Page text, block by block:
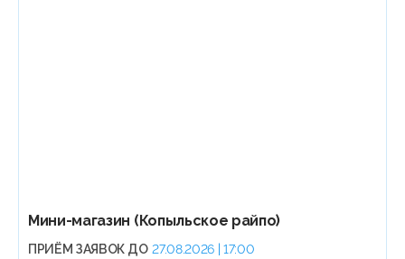
Мини-магазин (Копыльское райпо)
ПРИЁМ ЗАЯВОК ДО 27.08.2026 | 17:00